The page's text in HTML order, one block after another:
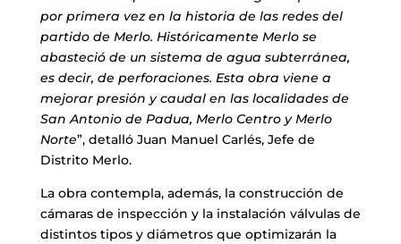
por primera vez en la historia de las redes del
partido de Merlo. Históricamente Merlo se
abasteció de un sistema de agua subterránea,
es decir, de perforaciones. Esta obra viene a
mejorar presión y caudal en las localidades de
San Antonio de Padua, Merlo Centro y Merlo
Norte”, detalló Juan Manuel Carlés, Jefe de
Distrito Merlo.
La obra contempla, además, la construcción de
cámaras de inspección y la instalación válvulas de
distintos tipos y diámetros que optimizarán la